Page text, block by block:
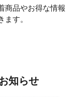
商品やお得な情報
す。
知らせ